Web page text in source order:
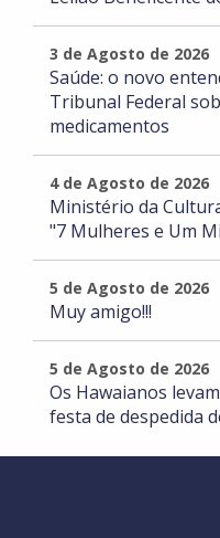
3 de Agosto de 2026
Saúde: o novo
Tribunal Federal
medicamentos
4 de Agosto de 2026
Ministério da
"7 Mulheres e Um
5 de Agosto de 2026
Muy amigo!!!
5 de Agosto de 2026
Os Hawaianos
festa de despedida